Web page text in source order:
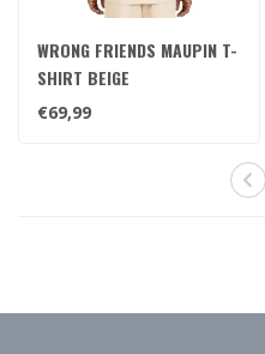
WRONG FRIENDS MAUPIN T-
SHIRT BEIGE
€69,99